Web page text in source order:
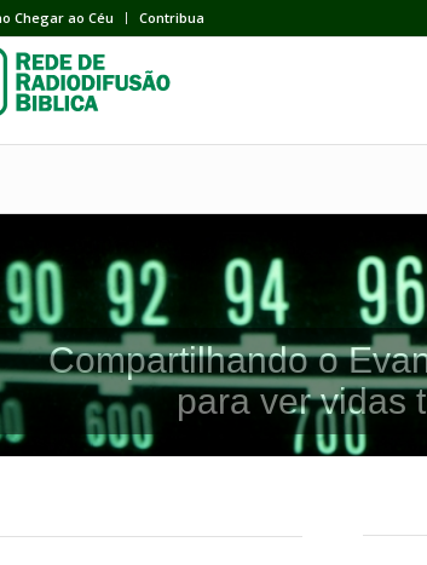
Chegar ao Céu Contribua
Compartilhando o
para ver vidas